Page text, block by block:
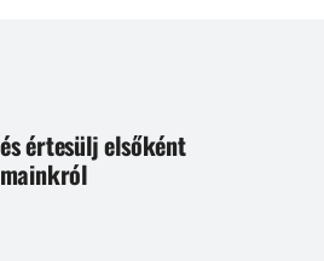
értesülj elsőként